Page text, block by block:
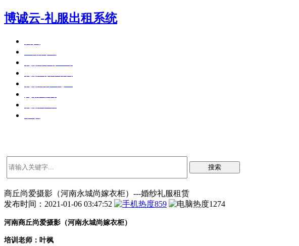
博诚云-礼服出租系统
搜索
商丘尚爱摄影（河南永城尚嫁衣柜）---婚纱礼服租赁
发布时间：2021-01-06 03:47:52
859 1274
河南商丘尚爱摄影（河南永城尚嫁衣柜）
培训老师：叶枫